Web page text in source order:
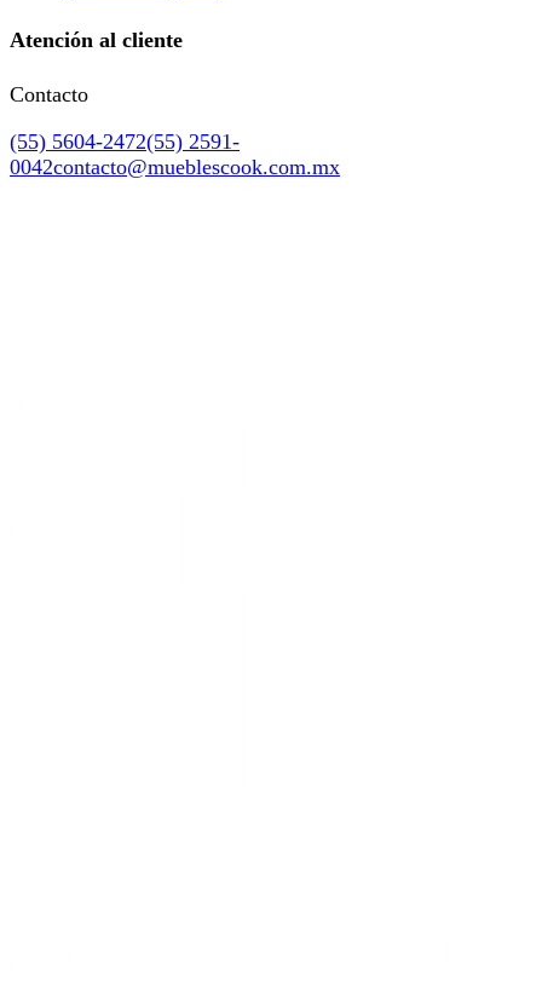
Atención al cliente
Contacto
(55) 5604-2472(55) 2591-
0042contacto@mueblescook.com.mx